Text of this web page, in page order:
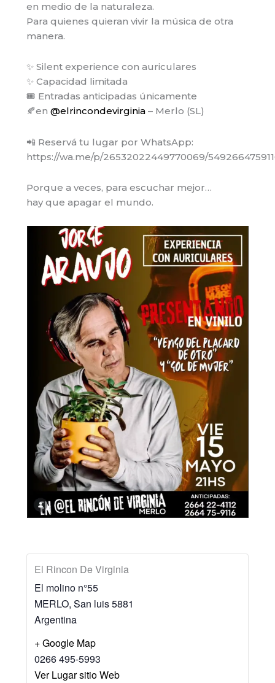
en medio de la naturaleza.
Para quienes quieran vivir la música de otra
manera.
✨ Silent experience con auriculares
✨ Capacidad limitada
🎟️ Entradas anticipadas únicamente
🍂en@elrincondevirginia – Merlo (SL)
📲 Reservá tu lugar por WhatsApp:
https://wa.me/p/26532022449770069/
Porque a veces, para escuchar mejor…
hay que apagar el mundo.
El Rincon De Virginia
El molino n°55
MERLO, San luis5881
Argentina
+ Google Map
0266 495-5993
Ver Lugar sitio Web